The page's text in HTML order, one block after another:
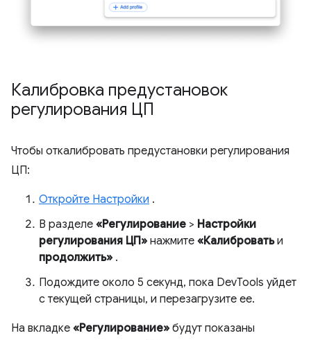
Калибровка предустановок
регулирования ЦП
Чтобы откалибровать предустановки регулирования
ЦП:
Откройте Настройки .
В разделе «Регулирование > Настройки
регулирования ЦП» нажмите «Калиброватьи
продолжить» .
Подождите около 5 секунд, пока DevTools уйдет
с текущей страницы, и перезагрузите ее.
На вкладке «Регулирование» будут показаны